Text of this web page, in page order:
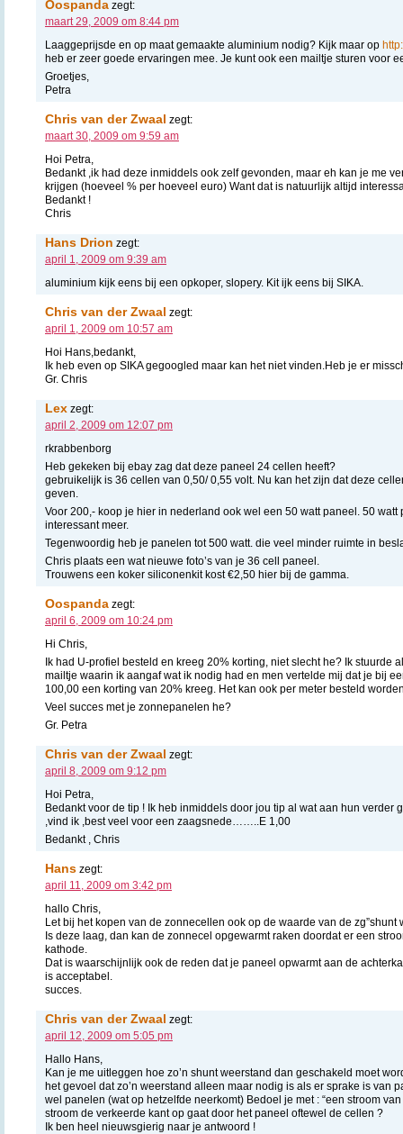
Oospanda zegt:
maart 29, 2009 om 8:44 pm
Laaggeprijsde en op maat gemaakte aluminium nodig? Kijk maar op
heb er zeer goede ervaringen mee. Je kunt ook een mailtje sturen voor
Groetjes,
Petra
Chris van der Zwaal zegt:
maart 30, 2009 om 9:59 am
Hoi Petra,
Bedankt ,ik had deze inmiddels ook zelf gevonden, maar eh kan je me
krijgen (hoeveel % per hoeveel euro) Want dat is natuurlijk altijd
Bedankt !
Chris
Hans Drion zegt:
april 1, 2009 om 9:39 am
aluminium kijk eens bij een opkoper, slopery. Kit ijk eens bij SIKA.
Chris van der Zwaal zegt:
april 1, 2009 om 10:57 am
Hoi Hans,bedankt,
Ik heb even op SIKA gegoogled maar kan het niet vinden.Heb je er
Gr. Chris
Lex zegt:
april 2, 2009 om 12:07 pm
rkrabbenborg
Heb gekeken bij ebay zag dat deze paneel 24 cellen heeft?
gebruikelijk is 36 cellen van 0,50/ 0,55 volt. Nu kan het zijn dat deze
geven.
Voor 200,- koop je hier in nederland ook wel een 50 watt paneel. 50
interessant meer.
Tegenwoordig heb je panelen tot 500 watt. die veel minder ruimte in
Chris plaats een wat nieuwe foto’s van je 36 cell paneel.
Trouwens een koker siliconenkit kost €2,50 hier bij de gamma.
Oospanda zegt:
april 6, 2009 om 10:24 pm
Hi Chris,
Ik had U-profiel besteld en kreeg 20% korting, niet slecht he? Ik stuurde
mailtje waarin ik aangaf wat ik nodig had en men vertelde mij dat je bij
100,00 een korting van 20% kreeg. Het kan ook per meter besteld
Veel succes met je zonnepanelen he?
Gr. Petra
Chris van der Zwaal zegt:
april 8, 2009 om 9:12 pm
Hoi Petra,
Bedankt voor de tip ! Ik heb inmiddels door jou tip al wat aan hun verder
,vind ik ,best veel voor een zaagsnede……..E 1,00
Bedankt , Chris
Hans zegt:
april 11, 2009 om 3:42 pm
hallo Chris,
Let bij het kopen van de zonnecellen ook op de waarde van de zg”shunt
Is deze laag, dan kan de zonnecel opgewarmt raken doordat er een
kathode.
Dat is waarschijnlijk ook de reden dat je paneel opwarmt aan de
is acceptabel.
succes.
Chris van der Zwaal zegt:
april 12, 2009 om 5:05 pm
Hallo Hans,
Kan je me uitleggen hoe zo’n shunt weerstand dan geschakeld moet
het gevoel dat zo’n weerstand alleen maar nodig is als er sprake is van
wel panelen (wat op hetzelfde neerkomt) Bedoel je met : “een stroom
stroom de verkeerde kant op gaat door het paneel oftewel de cellen ?
Ik ben heel nieuwsgierig naar je antwoord !